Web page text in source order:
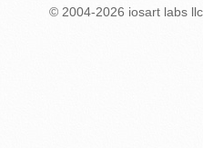
© 2004-2026 iosart labs llc